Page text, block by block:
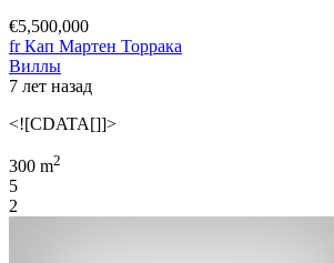
€5,500,000
fr Кап Мартен Торрака
Виллы
7 лет назад
<![CDATA[]]>
300 m2
5
2